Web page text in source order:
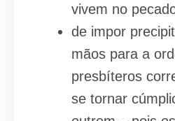
vivem no
de impor
mãos para a
presbíteros
se tornar